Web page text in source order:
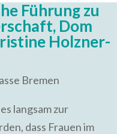
Führung zu
Dom
Holzner-
Bremen
langsam zur
dass Frauen im